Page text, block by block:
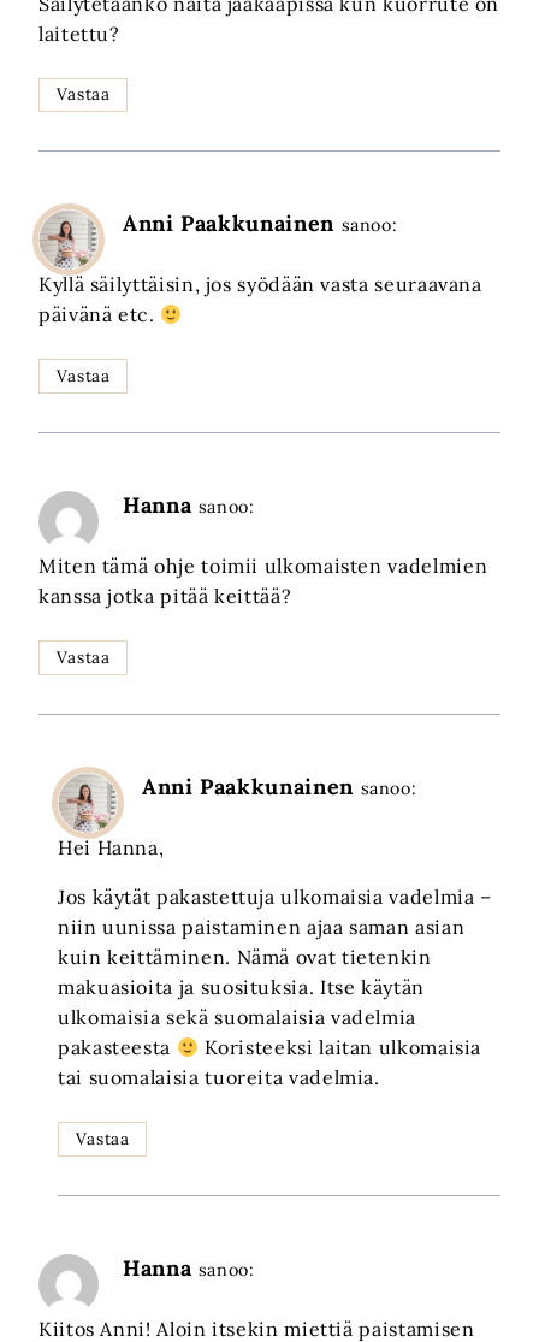
laitettu?
Vastaa
Anni Paakkunainen sanoo:
Kyllä säilyttäisin, jos syödään vasta seuraavana
päivänä etc.
Vastaa
Hanna sanoo:
Miten tämä ohje toimii ulkomaisten vadelmien
kanssa jotka pitää keittää?
Vastaa
Anni Paakkunainen sanoo:
Hei Hanna,
Jos käytät pakastettuja ulkomaisia vadelmia –
niin uunissa paistaminen ajaa saman asian
kuin keittäminen. Nämä ovat tietenkin
makuasioita ja suosituksia. Itse käytän
ulkomaisia sekä suomalaisia vadelmia
pakasteesta
Koristeeksi laitan ulkomaisia
tai suomalaisia tuoreita vadelmia.
Vastaa
Hanna sanoo:
Kiitos Anni! Aloin itsekin miettiä paistamisen